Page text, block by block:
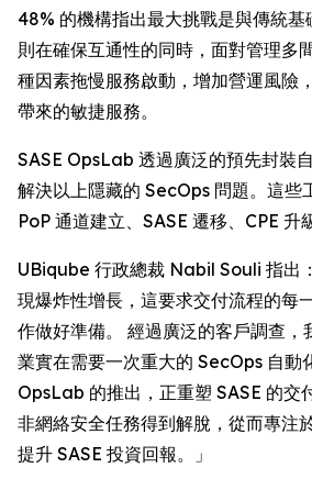
48% 的機構指出最大挑戰是與傳統基
則在確保互通性的同時，面對管理多
種因素拖慢服務啟動，增加營運風險
帶來的敏捷服務。
SASE OpsLab 透過廣泛的預先封裝
解決以上隱藏的 SecOps 問題。這些
PoP 通道建立、SASE 遷移、CPE 升
UBiqube 行政總裁 Nabil Souli 指出
現爆炸性增長，這要求交付流程的每
作做好準備。 經過廣泛的客戶調查，
業實在需要一次重大的 SecOps 自動
OpsLab 的推出，正重塑 SASE 的交
非網絡安全任務得到解脫，從而專注
提升 SASE 投資回報。」